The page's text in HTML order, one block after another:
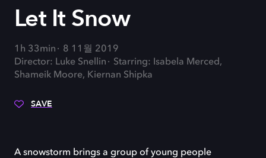
Let It Snow
1h 33min
8 11월 2019
Director: Luke Snellin
Starring: Isabela Merced,
Shameik Moore, Kiernan Shipka
SAVE
A snowstorm brings a group of young people